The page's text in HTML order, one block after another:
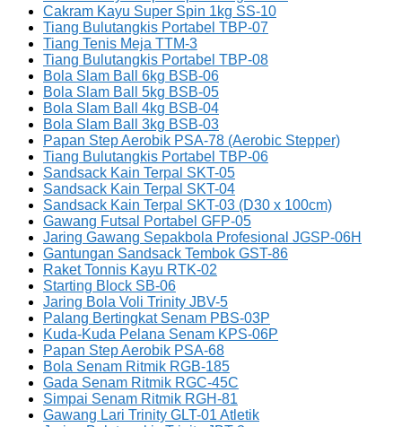
Cakram Kayu Super Spin 1kg SS-10
Tiang Bulutangkis Portabel TBP-07
Tiang Tenis Meja TTM-3
Tiang Bulutangkis Portabel TBP-08
Bola Slam Ball 6kg BSB-06
Bola Slam Ball 5kg BSB-05
Bola Slam Ball 4kg BSB-04
Bola Slam Ball 3kg BSB-03
Papan Step Aerobik PSA-78 (Aerobic Stepper)
Tiang Bulutangkis Portabel TBP-06
Sandsack Kain Terpal SKT-05
Sandsack Kain Terpal SKT-04
Sandsack Kain Terpal SKT-03 (D30 x 100cm)
Gawang Futsal Portabel GFP-05
Jaring Gawang Sepakbola Profesional JGSP-06H
Gantungan Sandsack Tembok GST-86
Raket Tonnis Kayu RTK-02
Starting Block SB-06
Jaring Bola Voli Trinity JBV-5
Palang Bertingkat Senam PBS-03P
Kuda-Kuda Pelana Senam KPS-06P
Papan Step Aerobik PSA-68
Bola Senam Ritmik RGB-185
Gada Senam Ritmik RGC-45C
Simpai Senam Ritmik RGH-81
Gawang Lari Trinity GLT-01 Atletik